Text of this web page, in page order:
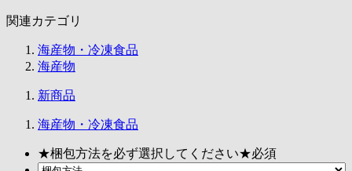
関連カテゴリ
海産物・冷凍食品
海産物
新商品
海産物・冷凍食品
★梱包方法を必ず選択してください★必須